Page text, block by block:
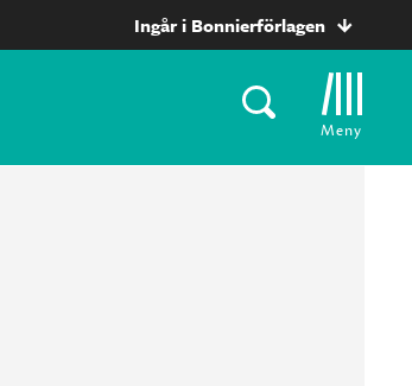
Ingår i Bonnierförlagen
Meny